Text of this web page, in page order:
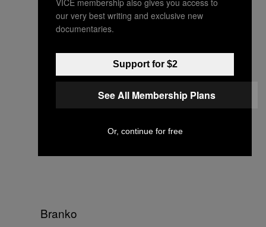
Branko
our very best writing and exclusive new
documentaries.
Support for $2
See All Membership Plans
Or, continue for free